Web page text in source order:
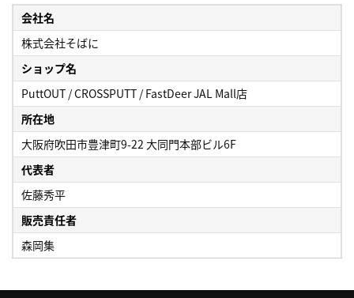
会社名
株式会社そばに
ショップ名
PuttOUT / CROSSPUTT / FastDeer JAL Mall店
所在地
大阪府吹田市豊津町9-22 大同門本部ビル6F
代表者
佐藤秀平
販売責任者
森岡集